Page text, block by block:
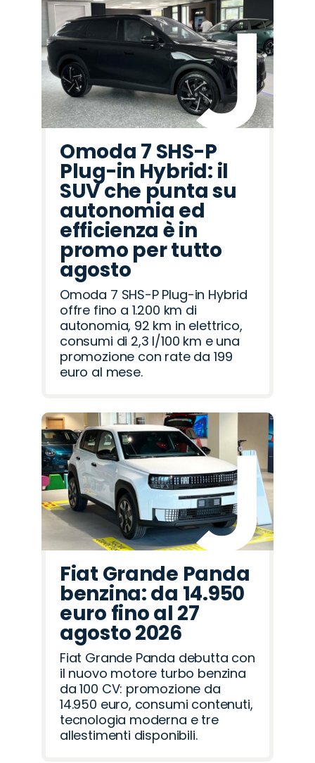
Omoda 7 SHS-P
Plug-in Hybrid: il
SUV che punta su
autonomia ed
efficienza è in
promo per tutto
agosto
Omoda 7 SHS-P Plug-in Hybrid
offre fino a 1.200 km di
autonomia, 92 km in elettrico,
consumi di 2,3 l/100 km e una
promozione con rate da 199
euro al mese.
Fiat Grande Panda
benzina: da 14.950
euro fino al 27
agosto 2026
Fiat Grande Panda debutta con
il nuovo motore turbo benzina
da 100 CV: promozione da
14.950 euro, consumi contenuti,
tecnologia moderna e tre
allestimenti disponibili.